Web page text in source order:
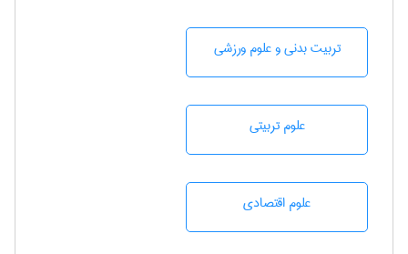
تربيت بدنی و علوم ورزشی
علوم تربيتی
علوم اقتصادی